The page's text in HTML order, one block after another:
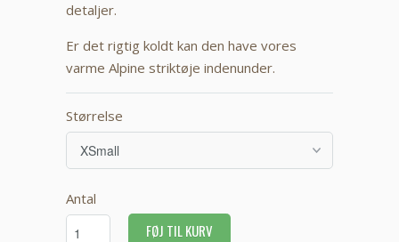
detaljer.
Er det rigtig koldt kan den have vores
varme Alpine striktøje indenunder.
Størrelse
Antal
FØJ TIL KURV